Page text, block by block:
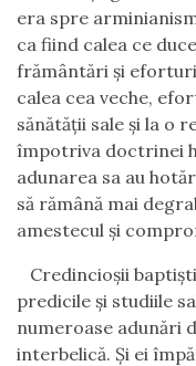
era spre
ca fiind calea ce
frământări şi
calea cea veche,
sănătăţii sale şi la o
împotriva doctrinei
adunarea sa au
să rămână mai
amestecul şi
Credincioşii
predicile şi studiile
numeroase adunări
interbelică. Şi ei